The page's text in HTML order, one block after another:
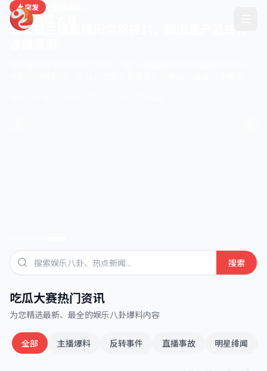
吃瓜大赛
突发
某带货主播直播间突然被封，原因是产品成分
搜索
吃瓜大赛热门资讯
为您精选最新、最全的娱乐八卦爆料内容
全部 主播爆料 反转事件 直播事故 明星绯闻